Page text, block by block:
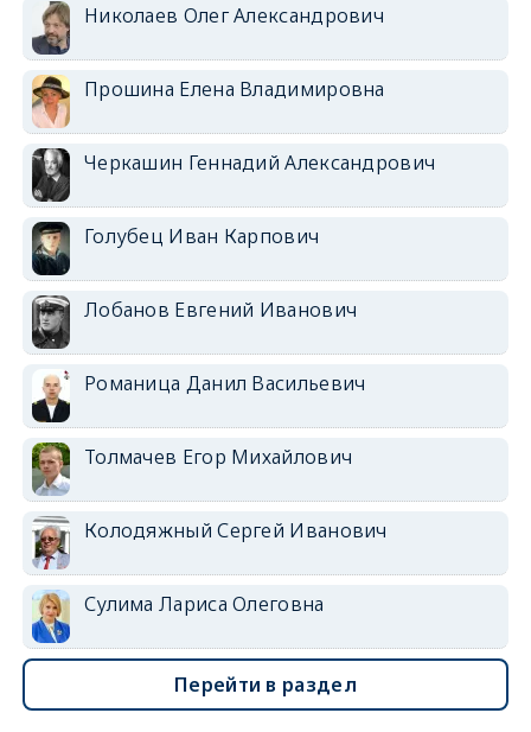
Николаев Олег Александрович
Прошина Елена Владимировна
Черкашин Геннадий Александрович
Голубец Иван Карпович
Лобанов Евгений Иванович
Романица Данил Васильевич
Толмачев Егор Михайлович
Колодяжный Сергей Иванович
Сулима Лариса Олеговна
Перейти в раздел